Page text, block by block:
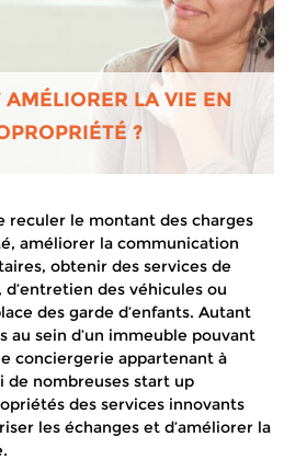
LA VIE EN
?
reculer le montant des charges
améliorer la communication
obtenir des services de
d’entretien des véhicules ou
des garde d’enfants. Autant
au sein d’un immeuble pouvant
conciergerie appartenant à
de nombreuses start up
des services innovants
les échanges et d’améliorer la